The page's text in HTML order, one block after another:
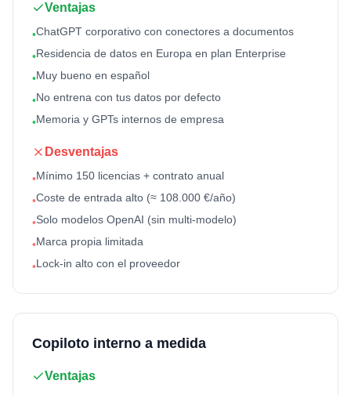
Ventajas
•ChatGPT corporativo con conectores a documentos
•Residencia de datos en Europa en plan Enterprise
•Muy bueno en español
•No entrena con tus datos por defecto
•Memoria y GPTs internos de empresa
Desventajas
•Mínimo 150 licencias + contrato anual
•Coste de entrada alto (≈ 108.000 €/año)
•Solo modelos OpenAI (sin multi-modelo)
•Marca propia limitada
•Lock-in alto con el proveedor
Copiloto interno a medida
Ventajas